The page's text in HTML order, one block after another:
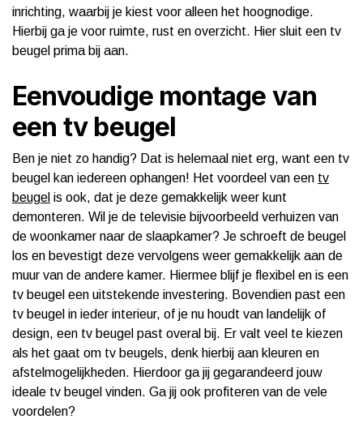
inrichting, waarbij je kiest voor alleen het hoognodige.
Hierbij ga je voor ruimte, rust en overzicht. Hier sluit een tv
beugel prima bij aan.
Eenvoudige montage van
een tv beugel
Ben je niet zo handig? Dat is helemaal niet erg, want een tv
beugel kan iedereen ophangen! Het voordeel van een tv
beugel is ook, dat je deze gemakkelijk weer kunt
demonteren. Wil je de televisie bijvoorbeeld verhuizen van
de woonkamer naar de slaapkamer? Je schroeft de beugel
los en bevestigt deze vervolgens weer gemakkelijk aan de
muur van de andere kamer. Hiermee blijf je flexibel en is een
tv beugel een uitstekende investering. Bovendien past een
tv beugel in ieder interieur, of je nu houdt van landelijk of
design, een tv beugel past overal bij. Er valt veel te kiezen
als het gaat om tv beugels, denk hierbij aan kleuren en
afstelmogelijkheden. Hierdoor ga jij gegarandeerd jouw
ideale tv beugel vinden. Ga jij ook profiteren van de vele
voordelen?